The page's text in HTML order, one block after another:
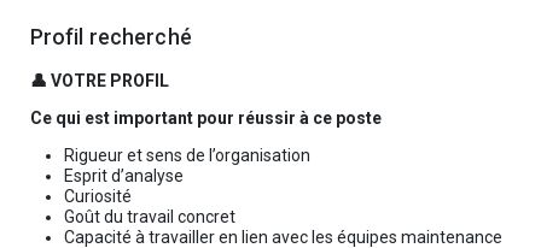
Profil recherché
👤 VOTRE PROFIL
Ce qui est important pour réussir à ce poste
Rigueur et sens de l’organisation
Esprit d’analyse
Curiosité
Goût du travail concret
Capacité à travailler en lien avec les équipes maintenance